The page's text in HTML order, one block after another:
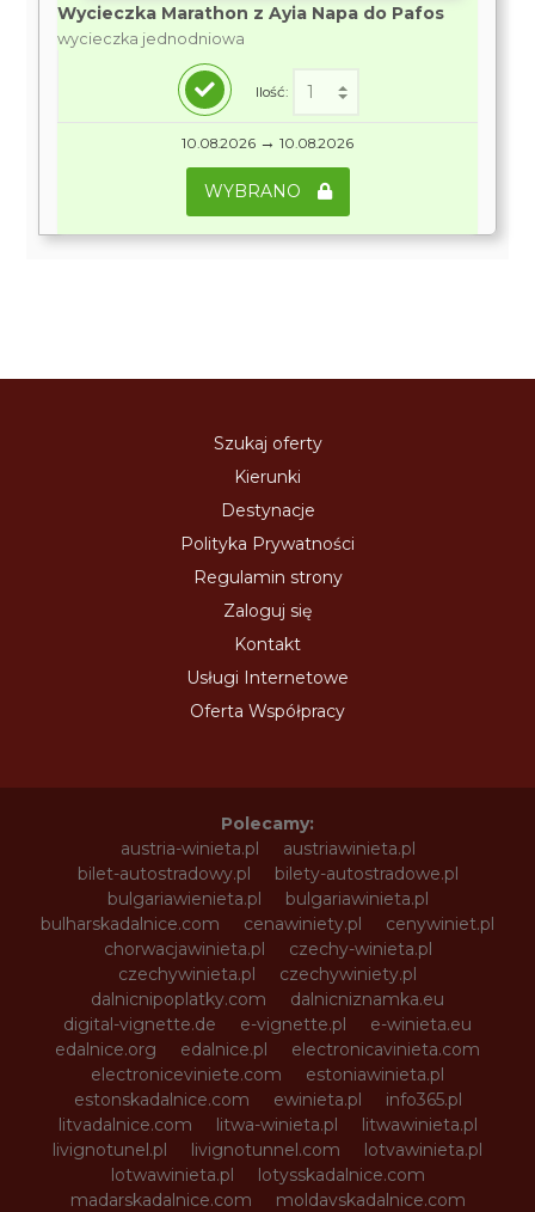
Wycieczka Marathon z Ayia Napa do Pafos
wycieczka jednodniowa
Ilość:
10.08.2026 → 10.08.2026
WYBRANO
Szukaj oferty
Kierunki
Destynacje
Polityka Prywatności
Regulamin strony
Zaloguj się
Kontakt
Usługi Internetowe
Oferta Współpracy
Polecamy:
austria-winieta.pl
austriawinieta.pl
bilet-autostradowy.pl
bilety-autostradowe.pl
bulgariawienieta.pl
bulgariawinieta.pl
bulharskadalnice.com
cenawiniety.pl
cenywiniet.pl
chorwacjawinieta.pl
czechy-winieta.pl
czechywinieta.pl
czechywiniety.pl
dalnicnipoplatky.com
dalnicniznamka.eu
digital-vignette.de
e-vignette.pl
e-winieta.eu
edalnice.org
edalnice.pl
electronicavinieta.com
electroniceviniete.com
estoniawinieta.pl
estonskadalnice.com
ewinieta.pl
info365.pl
litvadalnice.com
litwa-winieta.pl
litwawinieta.pl
livignotunel.pl
livignotunnel.com
lotvawinieta.pl
lotwawinieta.pl
lotysskadalnice.com
madarskadalnice.com
moldavskadalnice.com